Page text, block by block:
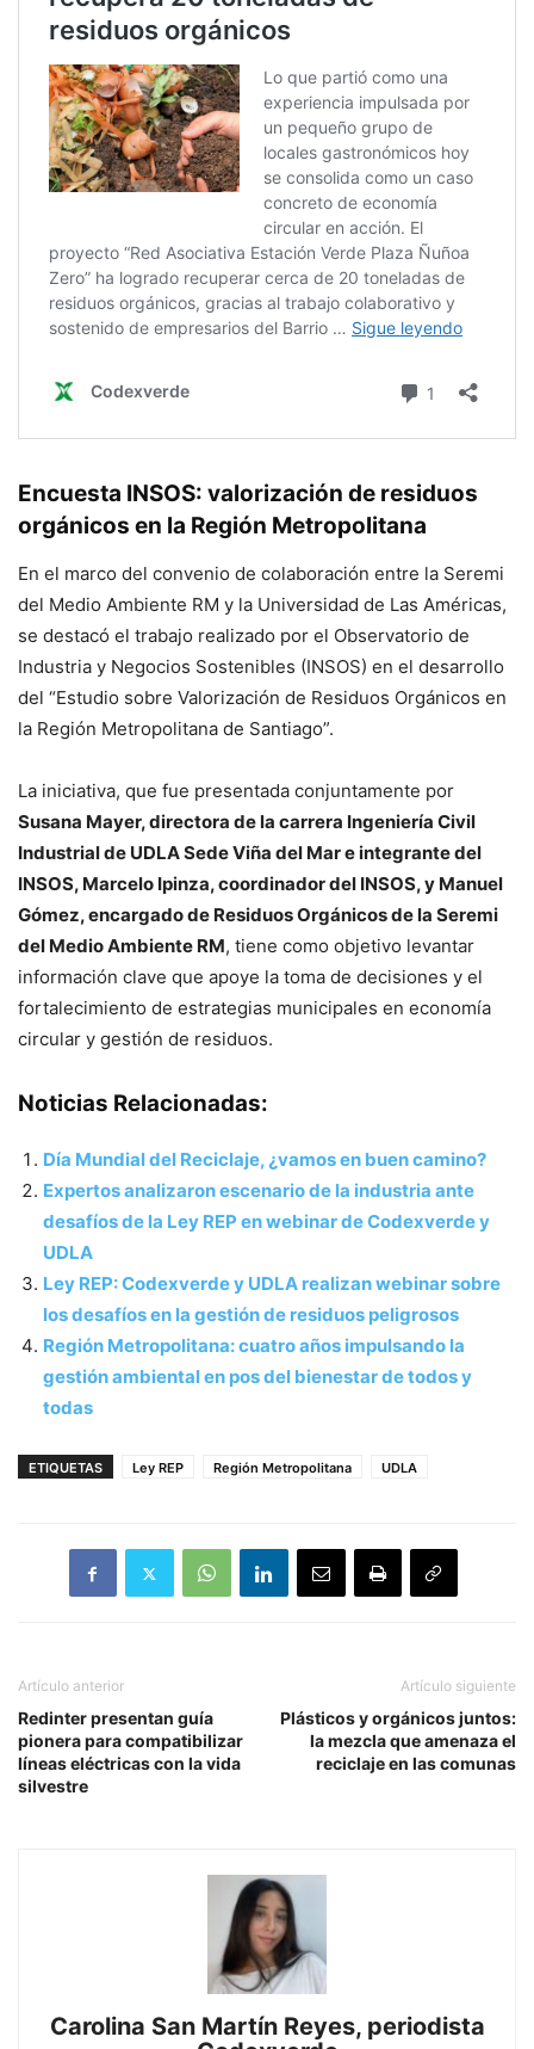
Encuesta INSOS: valorización de residuos
orgánicos en la Región Metropolitana
En el marco del convenio de colaboración entre la Seremi
del Medio Ambiente RM y la Universidad de Las Américas,
se destacó el trabajo realizado por el Observatorio de
Industria y Negocios Sostenibles (INSOS) en el desarrollo
del “Estudio sobre Valorización de Residuos Orgánicos en
la Región Metropolitana de Santiago”.
La iniciativa, que fue presentada conjuntamente por
Susana Mayer, directora de la carrera Ingeniería Civil
Industrial de UDLA Sede Viña del Mar e integrante del
INSOS, Marcelo Ipinza, coordinador del INSOS, y Manuel
Gómez, encargado de Residuos Orgánicos de la Seremi
del Medio Ambiente RM, tiene como objetivo levantar
información clave que apoye la toma de decisiones y el
fortalecimiento de estrategias municipales en economía
circular y gestión de residuos.
Noticias Relacionadas:
Día Mundial del Reciclaje, ¿vamos en buen camino?
Expertos analizaron escenario de la industria ante
desafíos de la Ley REP en webinar de Codexverde y
UDLA
Ley REP: Codexverde y UDLA realizan webinar sobre
los desafíos en la gestión de residuos peligrosos
Región Metropolitana: cuatro años impulsando la
gestión ambiental en pos del bienestar de todos y
todas
ETIQUETAS Ley REP Región Metropolitana UDLA
Artículo anterior
Redinter presentan guía
pionera para compatibilizar
líneas eléctricas con la vida
silvestre
Artículo siguiente
Plásticos y orgánicos juntos:
la mezcla que amenaza el
reciclaje en las comunas
Carolina San Martín Reyes, periodista